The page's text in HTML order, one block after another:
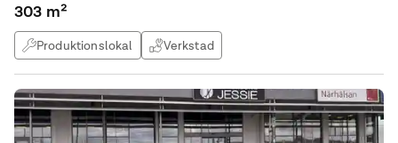
303 m²
Produktionslokal Verkstad